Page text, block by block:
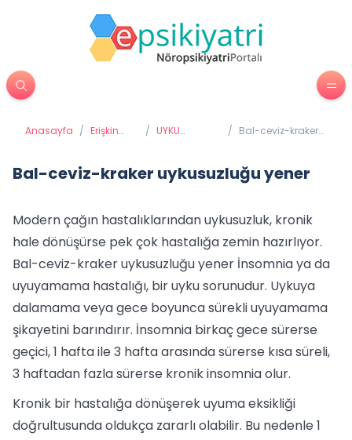
Anasayfa / Erişkin
/ UYKU
/ Bal-ceviz-kraker
Bal-ceviz-kraker uykusuzluğu yener
Modern çağın hastalıklarından uykusuzluk, kronik
hale dönüşürse pek çok hastalığa zemin hazırlıyor.
Bal-ceviz-kraker uykusuzluğu yener İnsomnia ya da
uyuyamama hastalığı, bir uyku sorunudur. Uykuya
dalamama veya gece boyunca sürekli uyuyamama
şikayetini barındırır. İnsomnia birkaç gece sürerse
geçici, 1 hafta ile 3 hafta arasında sürerse kısa süreli,
3 haftadan fazla sürerse kronik insomnia olur.
Kronik bir hastalığa dönüşerek uyuma eksikliği
doğrultusunda oldukça zararlı olabilir. Bu nedenle 1